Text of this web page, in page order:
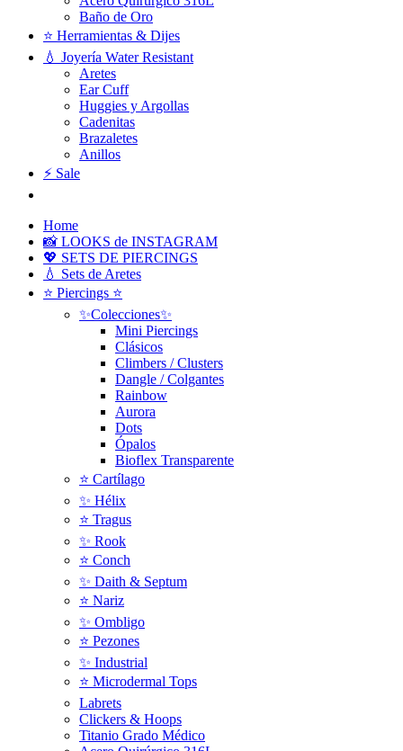
Baño de Oro
⭐ Herramientas & Dijes
💧 Joyería Water Resistant
Aretes
Ear Cuff
Huggies y Argollas
Cadenitas
Brazaletes
Anillos
⚡ Sale
Home
📸 LOOKS de INSTAGRAM
💖 SETS DE PIERCINGS
💧 Sets de Aretes
⭐ Piercings ⭐
✨Colecciones✨
Mini Piercings
Clásicos
Climbers / Clusters
Dangle / Colgantes
Rainbow
Aurora
Dots
Ópalos
Bioflex Transparente
⭐️ Cartílago
✨ Hélix
⭐ Tragus
✨ Rook
⭐️ Conch
✨ Daith & Septum
⭐️ Nariz
✨ Ombligo
⭐️ Pezones
✨ Industrial
⭐️ Microdermal Tops
Labrets
Clickers & Hoops
Titanio Grado Médico